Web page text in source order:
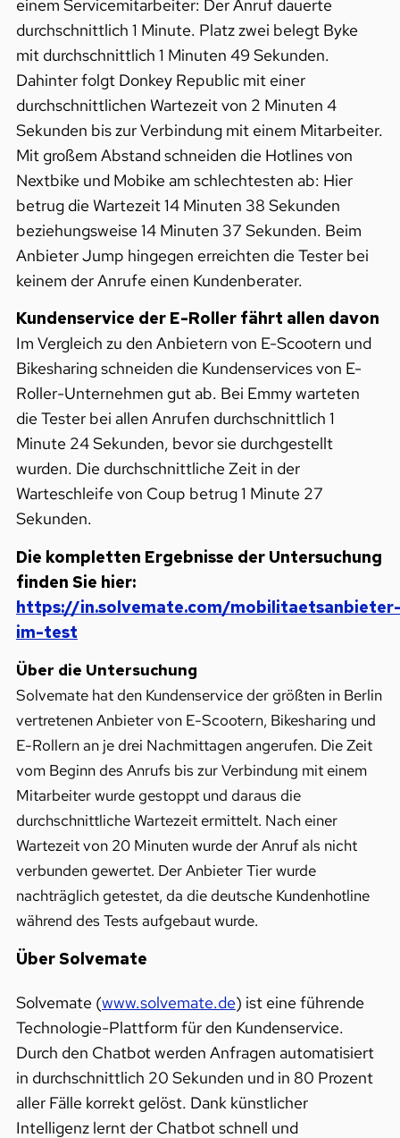
einem Servicemitarbeiter: Der Anruf dauerte
durchschnittlich 1 Minute. Platz zwei belegt Byke
mit durchschnittlich 1 Minuten 49 Sekunden.
Dahinter folgt Donkey Republic mit einer
durchschnittlichen Wartezeit von 2 Minuten 4
Sekunden bis zur Verbindung mit einem Mitarbeiter.
Mit großem Abstand schneiden die Hotlines von
Nextbike und Mobike am schlechtesten ab: Hier
betrug die Wartezeit 14 Minuten 38 Sekunden
beziehungsweise 14 Minuten 37 Sekunden. Beim
Anbieter Jump hingegen erreichten die Tester bei
keinem der Anrufe einen Kundenberater.
Kundenservice der E-Roller fährt allen davon
Im Vergleich zu den Anbietern von E-Scootern und
Bikesharing schneiden die Kundenservices von E-
Roller-Unternehmen gut ab. Bei Emmy warteten
die Tester bei allen Anrufen durchschnittlich 1
Minute 24 Sekunden, bevor sie durchgestellt
wurden. Die durchschnittliche Zeit in der
Warteschleife von Coup betrug 1 Minute 27
Sekunden.
Die kompletten Ergebnisse der Untersuchung
finden Sie hier:
https://in.solvemate.com/
im-test
Über die Untersuchung
Solvemate hat den Kundenservice der größten in Berlin
vertretenen Anbieter von E-Scootern, Bikesharing und
E-Rollern an je drei Nachmittagen angerufen. Die Zeit
vom Beginn des Anrufs bis zur Verbindung mit einem
Mitarbeiter wurde gestoppt und daraus die
durchschnittliche Wartezeit ermittelt. Nach einer
Wartezeit von 20 Minuten wurde der Anruf als nicht
verbunden gewertet. Der Anbieter Tier wurde
nachträglich getestet, da die deutsche Kundenhotline
während des Tests aufgebaut wurde.
Über Solvemate
Solvemate (www.solvemate.de) ist eine führende
Technologie-Plattform für den Kundenservice.
Durch den Chatbot werden Anfragen automatisiert
in durchschnittlich 20 Sekunden und in 80 Prozent
aller Fälle korrekt gelöst. Dank künstlicher
Intelligenz lernt der Chatbot schnell und